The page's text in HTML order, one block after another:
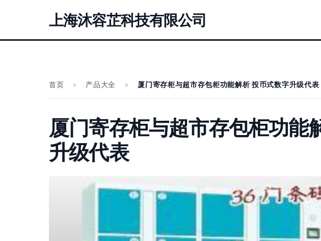
上海沐容芷科技有限公司
首页 > 产品大全 > 厦门寄存柜与超市存包柜功能解析 投币式数字升级代表
厦门寄存柜与超市存包柜功能
升级代表